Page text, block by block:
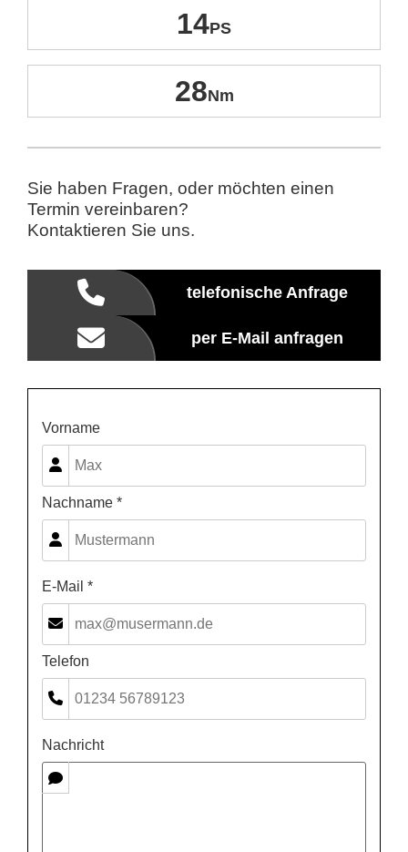
14
28
Sie haben Fragen, oder möchten einen
Termin vereinbaren?
Kontaktieren Sie uns.
telefonische Anfrage
per E-Mail anfragen
Vorname
Nachname *
E-Mail *
Telefon
Nachricht